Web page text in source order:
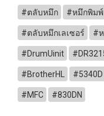
#ตลับหมึก #หมึกพิมพ์
#ตลับหมึกเลเซอร์ #
#DrumUinit
#BrotherHL #5340D
#MFC #830DN